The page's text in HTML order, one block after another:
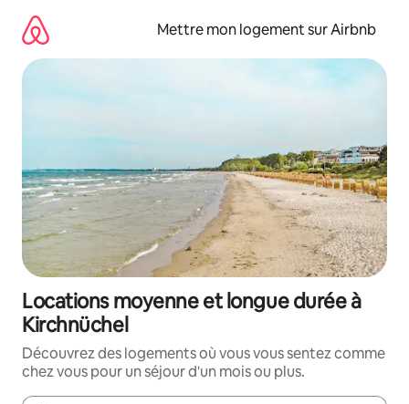
directement
contenu
Mettre mon logement sur Airbnb
Locations moyenne et longue durée à
Kirchnüchel
Découvrez des logements où vous vous sentez comme
chez vous pour un séjour d'un mois ou plus.